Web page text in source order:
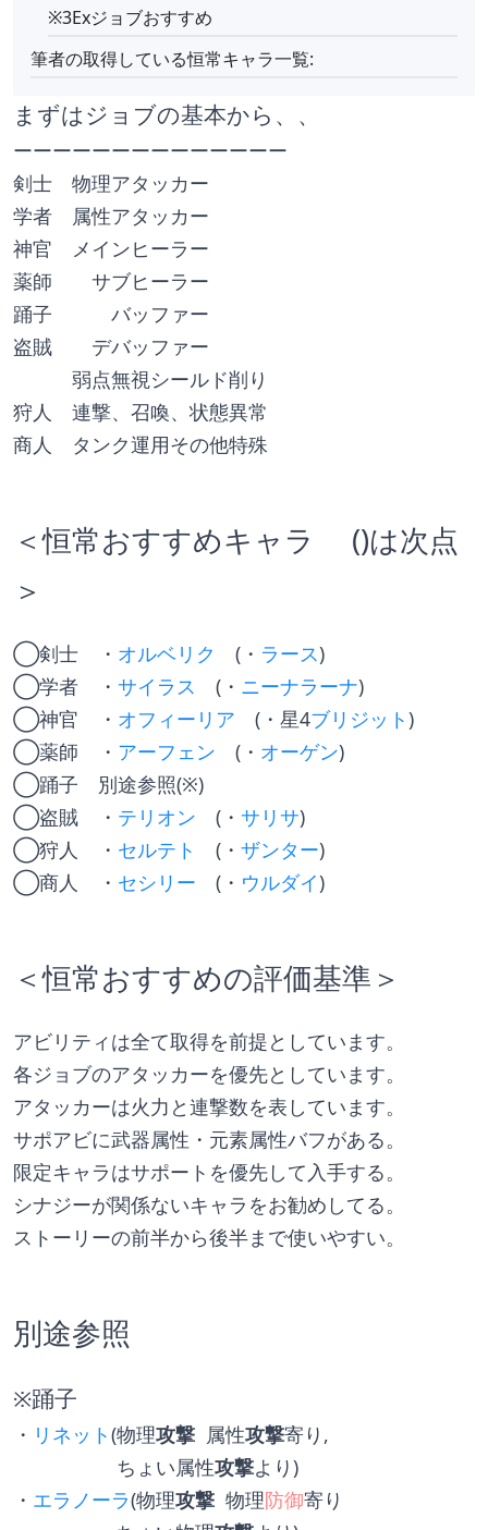
※3Exジョブおすすめ
筆者の取得している恒常キャラ一覧:
まずはジョブの基本から、、
ーーーーーーーーーーーーーー
剣士　物理アタッカー
学者　属性アタッカー
神官　メインヒーラー
薬師　　サブヒーラー
踊子　　　バッファー
盗賊　　デバッファー
弱点無視シールド削り
狩人　連撃、召喚、状態異常
商人　タンク運用その他特殊
＜恒常おすすめキャラ 　()は次点
＞
◯剣士　・ オルベリク (・ ラース)
◯学者　・ サイラス (・ ニーナラーナ)
◯神官　・ オフィーリア (・星4ブリジット)
◯薬師　・ アーフェン (・ オーゲン)
◯踊子　別途参照(※)
◯盗賊　・ テリオン (・ サリサ)
◯狩人　・ セルテト (・ ザンター)
◯商人　・ セシリー (・ ウルダイ)
＜恒常おすすめの評価基準＞
アビリティは全て取得を前提としています。
各ジョブのアタッカーを優先としています。
アタッカーは火力と連撃数を表しています。
サポアビに武器属性・元素属性バフがある。
限定キャラはサポートを優先して入手する。
シナジーが関係ないキャラをお勧めしてる。
ストーリーの前半から後半まで使いやすい。
別途参照
※踊子
・ リネット(物理攻撃
  属性
攻撃寄り,
ちょい属性攻撃より)
・ エラノーラ(物理攻撃
  物理
防御寄り